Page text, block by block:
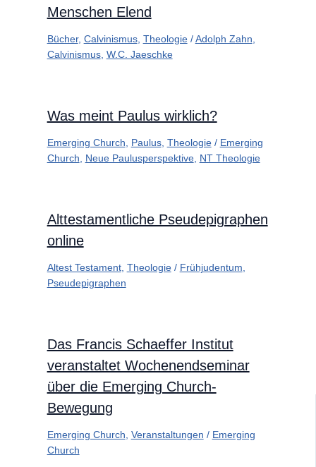
Menschen Elend
Bücher, Calvinismus, Theologie/Adolph Zahn,
Calvinismus, W.C. Jaeschke
Was meint Paulus wirklich?
Emerging Church, Paulus, Theologie/ Emerging
Church, Neue Paulusperspektive, NT Theologie
Alttestamentliche Pseudepigraphen
online
Altest Testament, Theologie/ Frühjudentum,
Pseudepigraphen
Das Francis Schaeffer Institut
veranstaltet Wochenendseminar
über die Emerging Church-
Bewegung
Emerging Church, Veranstaltungen / Emerging
Church